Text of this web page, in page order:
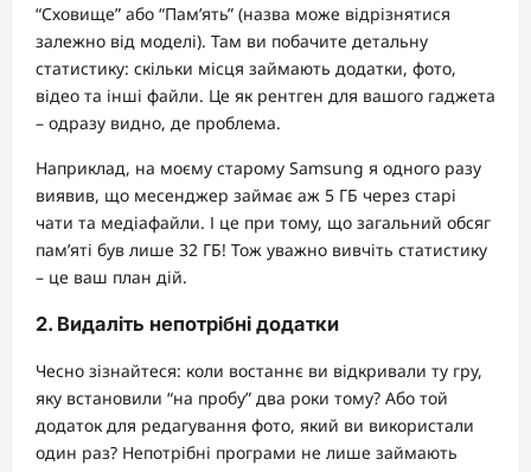
“Сховище” або “Пам’ять” (назва може відрізнятися
залежно від моделі). Там ви побачите детальну
статистику: скільки місця займають додатки, фото,
відео та інші файли. Це як рентген для вашого гаджета
– одразу видно, де проблема.
Наприклад, на моєму старому Samsung я одного разу
виявив, що месенджер займає аж 5 ГБ через старі
чати та медіафайли. І це при тому, що загальний обсяг
пам’яті був лише 32 ГБ! Тож уважно вивчіть статистику
– це ваш план дій.
2. Видаліть непотрібні додатки
Чесно зізнайтеся: коли востаннє ви відкривали ту гру,
яку встановили “на пробу” два роки тому? Або той
додаток для редагування фото, який ви використали
один раз? Непотрібні програми не лише займають